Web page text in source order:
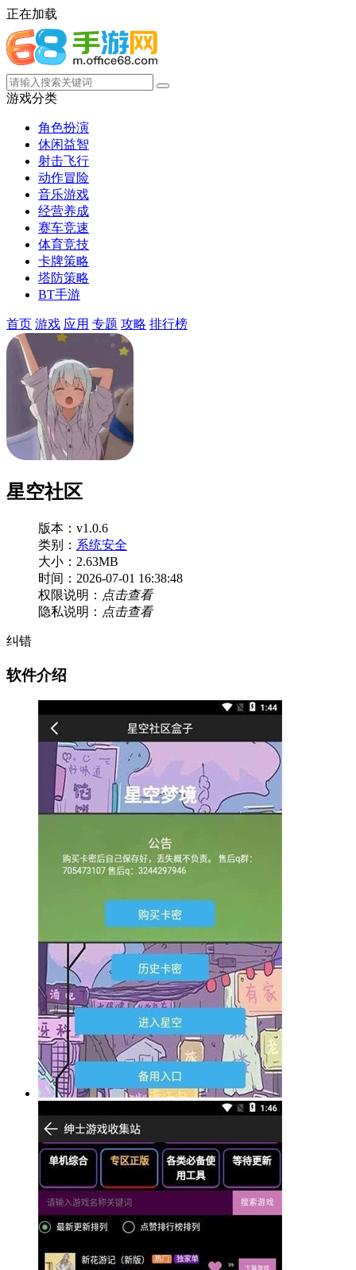
正在加载
游戏分类
角色扮演
休闲益智
射击飞行
动作冒险
音乐游戏
经营养成
赛车竞速
体育竞技
卡牌策略
塔防策略
BT手游
首页 游戏 应用 专题 攻略 排行榜
星空社区
版本：v1.0.6
类别： 系统安全
大小：2.63MB
时间：2026-07-01 16:38:48
权限说明： 点击查看
隐私说明： 点击查看
纠错
软件介绍